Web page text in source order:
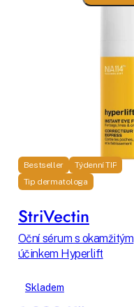
Bestseller
Týdenní TIP
Tip dermatologa
StriVectin
Oční sérum s okamžitým
účinkem Hyperlift
Skladem